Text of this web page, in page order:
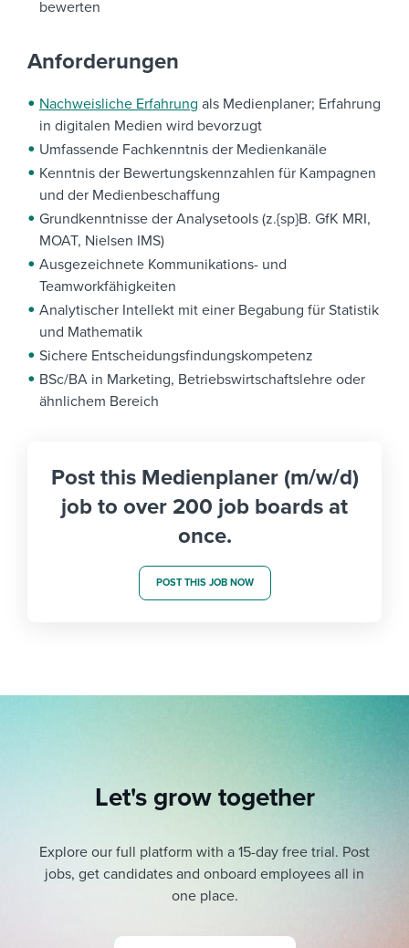
bewerten
Anforderungen
Nachweisliche Erfahrung als Medienplaner; Erfahrung
in digitalen Medien wird bevorzugt
Umfassende Fachkenntnis der Medienkanäle
Kenntnis der Bewertungskennzahlen für Kampagnen
und der Medienbeschaffung
Grundkenntnisse der Analysetools (z.{sp}B. GfK MRI,
MOAT, Nielsen IMS)
Ausgezeichnete Kommunikations- und
Teamworkfähigkeiten
Analytischer Intellekt mit einer Begabung für Statistik
und Mathematik
Sichere Entscheidungsfindungskompetenz
BSc/BA in Marketing, Betriebswirtschaftslehre oder
ähnlichem Bereich
Post this Medienplaner (m/w/d)
job to over 200 job boards at
once.
POST THIS JOB NOW
Let's grow together
Explore our full platform with a 15-day free trial. Post
jobs, get candidates and onboard employees all in
one place.